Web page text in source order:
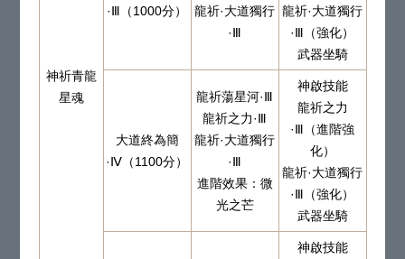
神祈青龍
星魂
·Ⅲ（1000分）
龍祈·大道獨行
·Ⅲ
龍祈·大道獨行
·Ⅲ（強化）
武器坐騎
大道終為簡
·Ⅳ（1100分）
龍祈蕩星河·Ⅲ
龍祈之力·Ⅲ
龍祈·大道獨行
·Ⅲ
進階效果：微
光之芒
神啟技能
龍祈之力
·Ⅲ（進階強
化）
龍祈·大道獨行
·Ⅲ（強化）
武器坐騎
神啟技能